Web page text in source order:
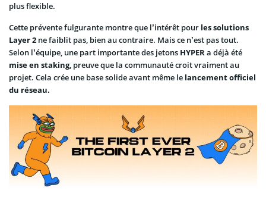
plus flexible.
Cette prévente fulgurante montre que l’intérêt pour les solutions
Layer 2 ne faiblit pas, bien au contraire. Mais ce n’est pas tout.
Selon l’équipe, une part importante des jetons HYPERa déjà été
mise en staking, preuve que la communauté croit vraiment au
projet. Cela crée une base solide avant même le lancement officiel
du réseau.